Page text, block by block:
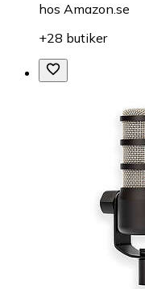
hos Amazon.se
+28 butiker